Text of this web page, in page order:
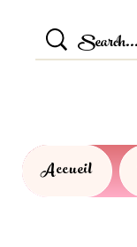
Accueil